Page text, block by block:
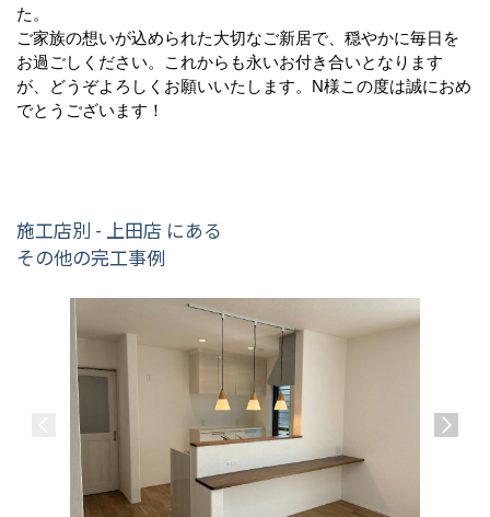
た。
ご家族の想いが込められた大切なご新居で、穏やかに毎日を
お過ごしください。これからも永いお付き合いとなります
が、どうぞよろしくお願いいたします。N様この度は誠におめ
でとうございます！
施工店別 - 上田店 にある
その他の完工事例